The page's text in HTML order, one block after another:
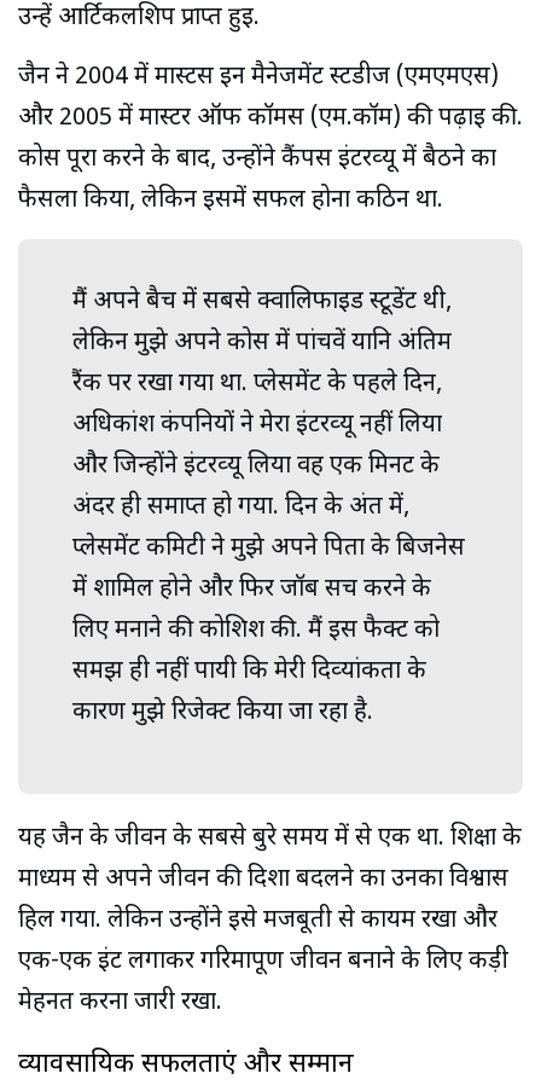
उन्हें आर्टिकलशिप प्राप्त हुई.
जैन ने 2004 में मास्टर्स इन मैनेजमेंट स्टडीज (एमएमएस)
और 2005 में मास्टर ऑफ कॉमर्स (एम.कॉम) की पढ़ाई की.
कोर्स पूरा करने के बाद, उन्होंने कैंपस इंटरव्‍यू में बैठने का
फैसला किया, लेकिन इसमें सफल होना कठिन था.
मैं अपने बैच में सबसे क्‍वालिफाइड स्‍टूडेंट थी,
लेकिन मुझे अपने कोर्स में पांचवें यानि अंतिम
रैंक पर रखा गया था. प्लेसमेंट के पहले दिन,
अधिकांश कंपनियों ने मेरा इंटरव्‍यू नहीं लिया
और जिन्होंने इंटरव्‍यू लिया वह एक मिनट के
अंदर ही समाप्त हो गया. दिन के अंत में,
प्लेसमेंट कमिटी ने मुझे अपने पिता के बिजनेस
में शामिल होने और फिर जॉब सर्च करने के
लिए मनाने की कोशिश की. मैं इस फैक्‍ट को
समझ ही नहीं पायी कि मेरी दिव्‍यांकता के
कारण मुझे रिजेक्‍ट किया जा रहा है.
यह जैन के जीवन के सबसे बुरे समय में से एक था. शिक्षा के
माध्यम से अपने जीवन की दिशा बदलने का उनका विश्वास
हिल गया. लेकिन उन्होंने इसे मजबूती से कायम रखा और
एक-एक ईंट लगाकर गरिमापूर्ण जीवन बनाने के लिए कड़ी
मेहनत करना जारी रखा.
व्यावसायिक सफलताएं और सम्मान